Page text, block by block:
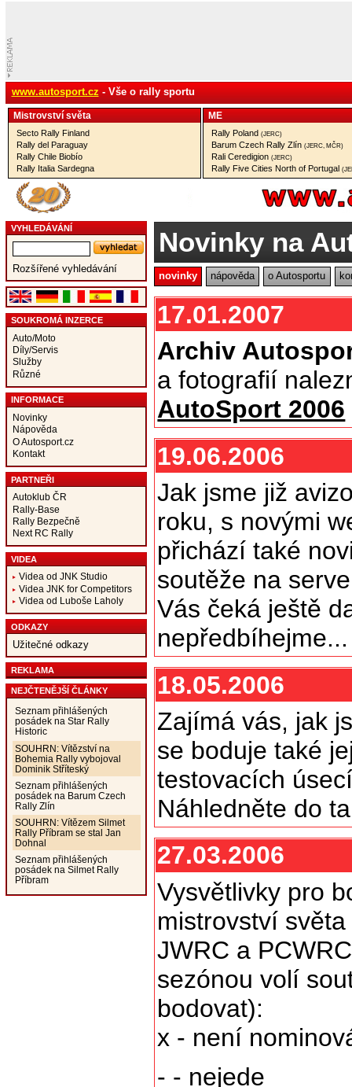
www.autosport.cz - Vše o rally sportu
Mistrovství­ světa
Secto Rally Finland
Rally del Paraguay
Rally Chile Biobío
Rally Italia Sardegna
ME
Rally Poland (JERC)
Barum Czech Rally Zlín (JERC, MČR)
Rali Ceredigion (JERC)
Rally Five Cities North of Portugal
VYHLEDÁVÁNÍ
Rozšířené vyhledávání
SOUKROMÁ INZERCE
Auto/Moto
Díly/Servis
Služby
Různé
INFORMACE
Novinky
Nápověda
O Autosport.cz
Kontakt
PARTNEŘI
Autoklub ČR
Rally-Base
Rally Bezpečně
Next RC Rally
VIDEA
Videa od JNK Studio
Videa JNK for Competitors
Videa od Luboše Laholy
ODKAZY
Užitečné odkazy
REKLAMA
NEJČTENĚJŠÍ ČLÁNKY
Seznam přihlášených
posádek na Star Rally
Historic
SOUHRN: Vítězství na
Bohemia Rally vybojoval
Dominik Stříteský
Seznam přihlášených
posádek na Barum Czech
Rally Zlín
SOUHRN: Vítězem Silmet
Rally Příbram se stal Jan
Dohnal
Seznam přihlášených
posádek na Silmet Rally
Příbram
Novinky na
novinky nápověda o Autosportu
17.01.2007
Archiv
a fotografií
AutoSport 2006
19.06.2006
Jak jsme již
roku, s novými
přichází také
soutěže na
Vás čeká ještě
18.05.2006
Zajímá vás, jak
se boduje také
testovacích
Náhledněte do
27.03.2006
Vysvětlivky pro
mistrovství
JWRC a
sezónou volí
bodovat):
x - není
- - nejede